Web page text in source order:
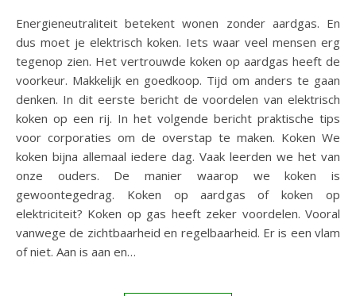
Energieneutraliteit betekent wonen zonder aardgas. En
dus moet je elektrisch koken. Iets waar veel mensen erg
tegenop zien. Het vertrouwde koken op aardgas heeft de
voorkeur. Makkelijk en goedkoop. Tijd om anders te gaan
denken. In dit eerste bericht de voordelen van elektrisch
koken op een rij. In het volgende bericht praktische tips
voor corporaties om de overstap te maken. Koken We
koken bijna allemaal iedere dag. Vaak leerden we het van
onze ouders. De manier waarop we koken is
gewoontegedrag. Koken op aardgas of koken op
elektriciteit? Koken op gas heeft zeker voordelen. Vooral
vanwege de zichtbaarheid en regelbaarheid. Er is een vlam
of niet. Aan is aan en…